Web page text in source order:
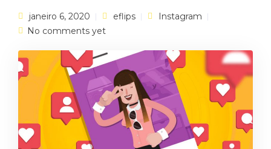
janeiro 6, 2020 eflips
Instagram
No comments yet